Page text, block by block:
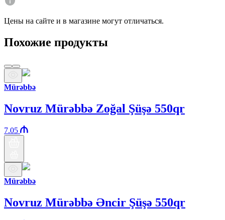
Цены на сайте и в магазине могут отличаться.
Похожие продукты
Mürəbbə
Novruz Mürəbbə Zoğal Şüşə 550qr
7.05
Mürəbbə
Novruz Mürəbbə Əncir Şüşə 550qr